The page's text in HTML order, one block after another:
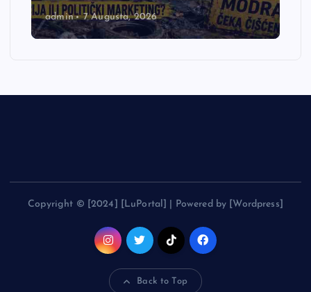
admin 7 Augusta, 2026
Copyright © [2024] [LuPortal] | Powered by [Wordpress]
Back to Top